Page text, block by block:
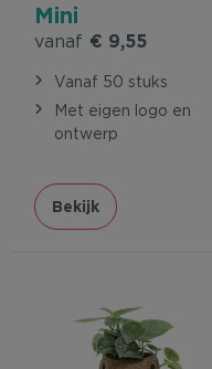
Mini
vanaf € 9,55
Vanaf 50 stuks
Met eigen logo en
ontwerp
Bekijk